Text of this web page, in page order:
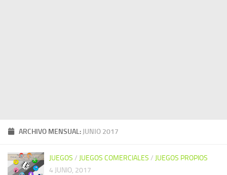
ARCHIVO MENSUAL: JUNIO 2017
JUEGOS / JUEGOS COMERCIALES / JUEGOS PROPIOS
4 JUNIO, 2017